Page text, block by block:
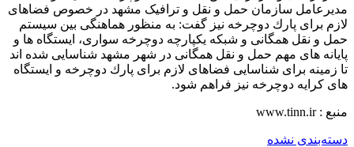
مدیرعامل سازمان حمل و نقل و ترافیک مشهد در خصوص فضاهای
لازم برای پارك دوچرخه نیز گفت: به منظور هماهنگی بین سیستم
حمل و نقل همگانی و شبكه یكپارچه دوچرخه سواری، ایستگاه ها و
پایانه های مهم حمل و نقل همگانی در شهر مشهد شناسایی شده اند
تا زمینه برای شناسایی فضاهای لازم برای پارك دوچرخه و ایستگاه
های كرایه دوچرخه نیز فراهم شود.
منبع : www.tinn.ir
دسته‌بندی نشده